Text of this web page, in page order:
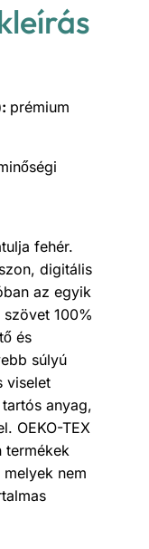
prémium
fehér.
digitális
az egyik
100%
és
súlyú
viselet
anyag,
OEKO-TEX
termékek
nem